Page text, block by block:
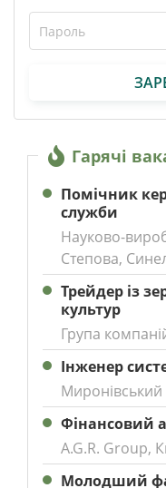
Гарячі
Помічник
служби
Науково-
Степова,
Трейдер із
культур
Група
Інженер
Миронівський
Фінансовий
A.G.R. Group,
Молодший